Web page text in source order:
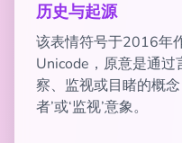
历史与起源
该表情符号于2016年
Unicode，原意是通
察、监视或目睹的概
者’或‘监视’意象。